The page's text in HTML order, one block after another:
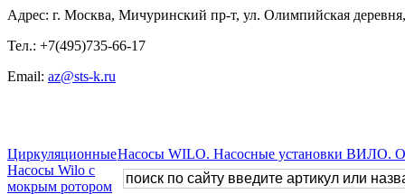
Адрес: г. Москва, Мичуринский пр-т, ул. Олимпийская
Тел.: +7(495)735-66-17
Email: az@sts-k.ru
Циркуляционные
Насосы Wilo с
мокрым ротором
Насосы WILO. Насосные установки ВИЛО.